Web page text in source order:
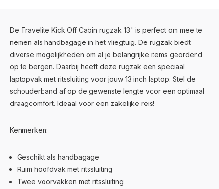
De Travelite Kick Off Cabin rugzak 13" is perfect om mee te
nemen als handbagage in het vliegtuig. De rugzak biedt
diverse mogelijkheden om al je belangrijke items geordend
op te bergen. Daarbij heeft deze rugzak een speciaal
laptopvak met ritssluiting voor jouw 13 inch laptop. Stel de
schouderband af op de gewenste lengte voor een optimaal
draagcomfort. Ideaal voor een zakelijke reis!
Kenmerken:
Geschikt als handbagage
Ruim hoofdvak met ritssluiting
Twee voorvakken met ritssluiting